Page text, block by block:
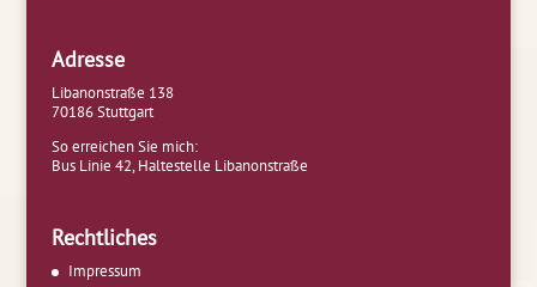
Adresse
Libanonstraße 138
70186 Stuttgart
So erreichen Sie mich:
Bus Linie 42, Haltestelle Libanonstraße
Rechtliches
Impressum